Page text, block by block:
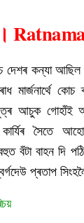
দেশৰ কন্যা
মাৰ্জনাৰ্থে কোচ
আচুক গোহাঁই
সৈতে
বঁটা বাহন দি
প্ৰতাপ